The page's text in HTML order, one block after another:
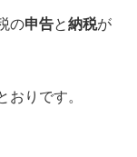
の申告と納税が
りです。